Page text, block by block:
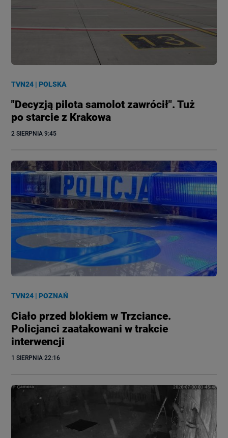
TVN24 |POLSKA
"Decyzją pilota samolot zawrócił". Tuż
po starcie z Krakowa
2 SIERPNIA 9:45
TVN24 |POZNAŃ
Ciało przed blokiem w Trzciance.
Policjanci zaatakowani w trakcie
interwencji
1 SIERPNIA 22:16